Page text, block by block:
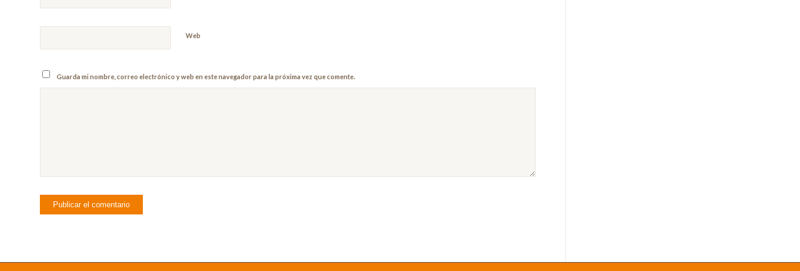
Web
Guarda mi nombre, correo electrónico y web en este navegador para la próxima vez que comente.